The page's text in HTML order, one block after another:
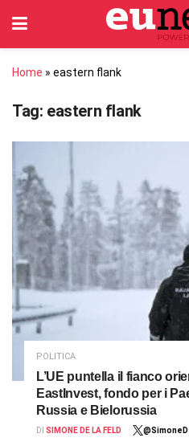
Home » eastern flank
Tag: eastern flank
POLITICA
L’UE puntella il fianco
EastInvest, fondo per i
Russia e Bielorussia
DI SIMONE DE LA FELD